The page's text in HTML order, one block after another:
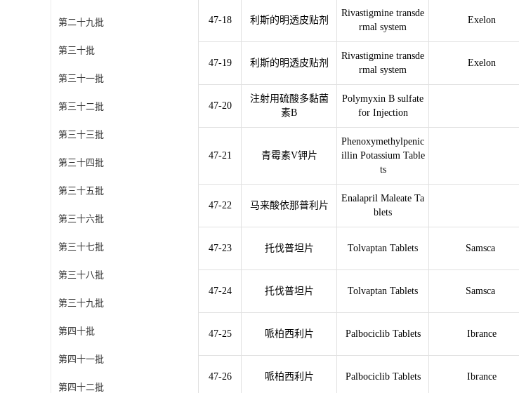
第二十九批
第三十批
第三十一批
第三十二批
第三十三批
第三十四批
第三十五批
第三十六批
第三十七批
第三十八批
第三十九批
第四十批
第四十一批
第四十二批
47-18 利斯的明透皮贴剂
Rivastigmine transde
rmal system
Exelon
47-19 利斯的明透皮贴剂
Rivastigmine transde
rmal system
Exelon
47-20
注射用硫酸多黏菌
素B
Polymyxin B sulfate
for Injection
47-21 青霉素V钾片
Phenoxymethylpenic
illin Potassium Table
ts
47-22 马来酸依那普利片
Enalapril Maleate Ta
blets
47-23 托伐普坦片 Tolvaptan Tablets Samsca
47-24 托伐普坦片 Tolvaptan Tablets Samsca
47-25 哌柏西利片 Palbociclib Tablets Ibrance
47-26 哌柏西利片 Palbociclib Tablets Ibrance